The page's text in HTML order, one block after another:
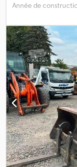
Année de
, Poids à vide: 2.462